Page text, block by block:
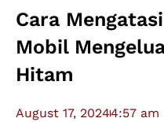
Cara
Mobil
Hitam
August 17, 20244:57 am